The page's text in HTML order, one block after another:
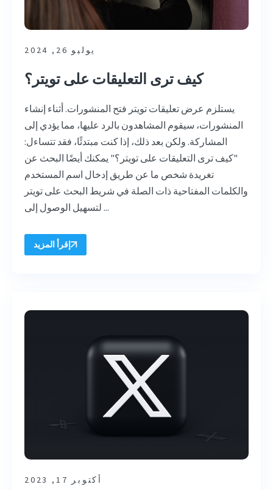
يوليو 26, 2024
كيف ترى التعليقات على تويتر؟
يستلزم عرض تعليقات تويتر فتح المنشورات. أثناء إنشاء
المنشورات، سيقوم المشاهدون بالرد عليها، مما يؤدي إلى
المشاركة. ولكن بعد ذلك، إذا كنت مبتدئًا، فقد تتساءل:
"كيف ترى التعليقات على تويتر؟" يمكنك أيضًا البحث عن
تغريدة شخص ما عن طريق إدخال اسم المستخدم
والكلمات المفتاحية ذات الصلة في شريط البحث على تويتر
لتسهيل الوصول إلى ...
إقرأ المزيد
أكتوبر 17, 2023